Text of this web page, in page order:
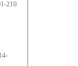
210.